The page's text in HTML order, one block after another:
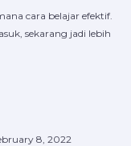
cara belajar efektif.
sekarang jadi lebih
8, 2022